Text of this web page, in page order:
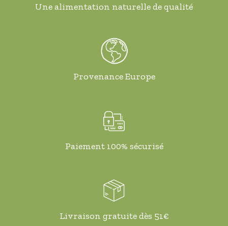
Une alimentation naturelle de qualité
Provenance Europe
Paiement 100% sécurisé
Livraison gratuite dès 51€